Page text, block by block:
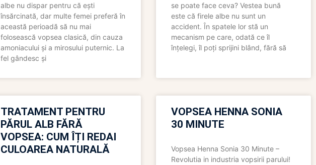
albe nu dispar pentru că ești
însărcinată, dar multe femei preferă în
această perioadă să nu mai
folosească vopsea clasică, din cauza
amoniacului și a mirosului puternic. La
fel gândesc și
se poate face ceva? Vestea bună
este că firele albe nu sunt un
accident. În spatele lor stă un
mecanism pe care, odată ce îl
înțelegi, îl poți sprijini blând, fără să
TRATAMENT PENTRU
PĂRUL ALB FĂRĂ
VOPSEA: CUM ÎȚI REDAI
CULOAREA NATURALĂ
VOPSEA HENNA SONIA
30 MINUTE
Vopsea Henna Sonia 30 Minute –
Revolutia in industria vopsirii parului!